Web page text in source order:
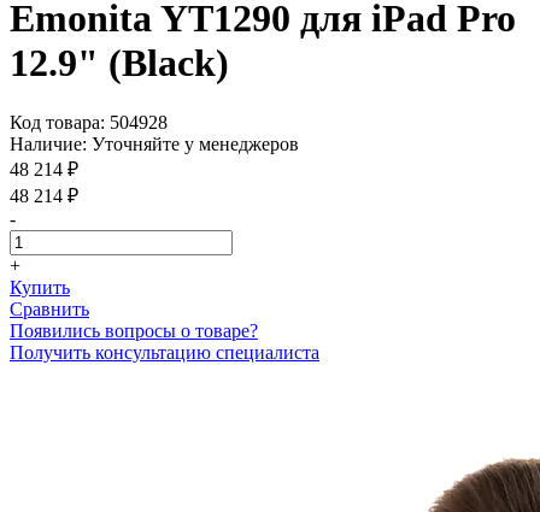
Emonita YT1290 для iPad Pro
12.9" (Black)
Код товара: 504928
Наличие: Уточняйте у менеджеров
48 214 ₽
48 214 ₽
-
+
Купить
Сравнить
Появились вопросы о товаре?
Получить консультацию специалиста